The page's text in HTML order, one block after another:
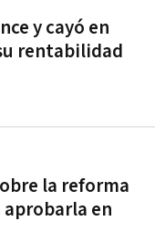
y cayó en
rentabilidad
la reforma
aprobarla en